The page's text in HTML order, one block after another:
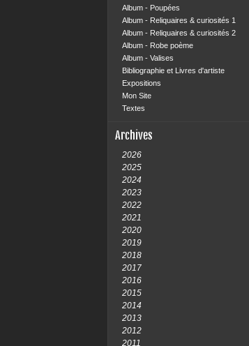
Album - Poupées
Album - Reliquaires & curiosités 1
Album - Reliquaires & curiosités 2
Album - Robe poème
Album - Valises
Bibliographie et Livres d'artiste
Expositions
Mon Site
Textes
Archives
2026
2025
2024
2023
2022
2021
2020
2019
2018
2017
2016
2015
2014
2013
2012
2011